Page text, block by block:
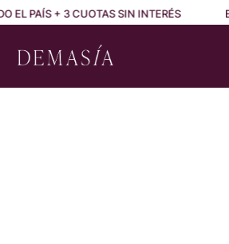
EL PAÍS + 3 CUOTAS SIN INTERÉS